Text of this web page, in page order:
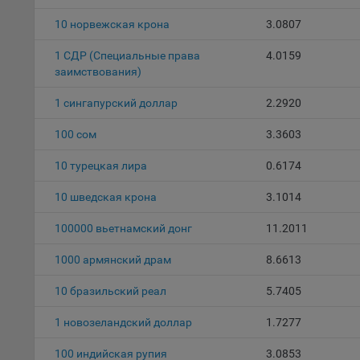
5.1.
5.2.
5.3.
9.1.
9.2.
10 норвежская крона 3.0807
1 СДР (Специальные права
заимствования)
4.0159
1 сингапурcкий доллар 2.2920
100 сом 3.3603
10 турецкая лира 0.6174
10 шведская крона 3.1014
100000 вьетнамский донг 11.2011
1000 армянский драм 8.6613
10 бразильский реал 5.7405
1 новозеландский доллар 1.7277
100 индийская рупия 3.0853